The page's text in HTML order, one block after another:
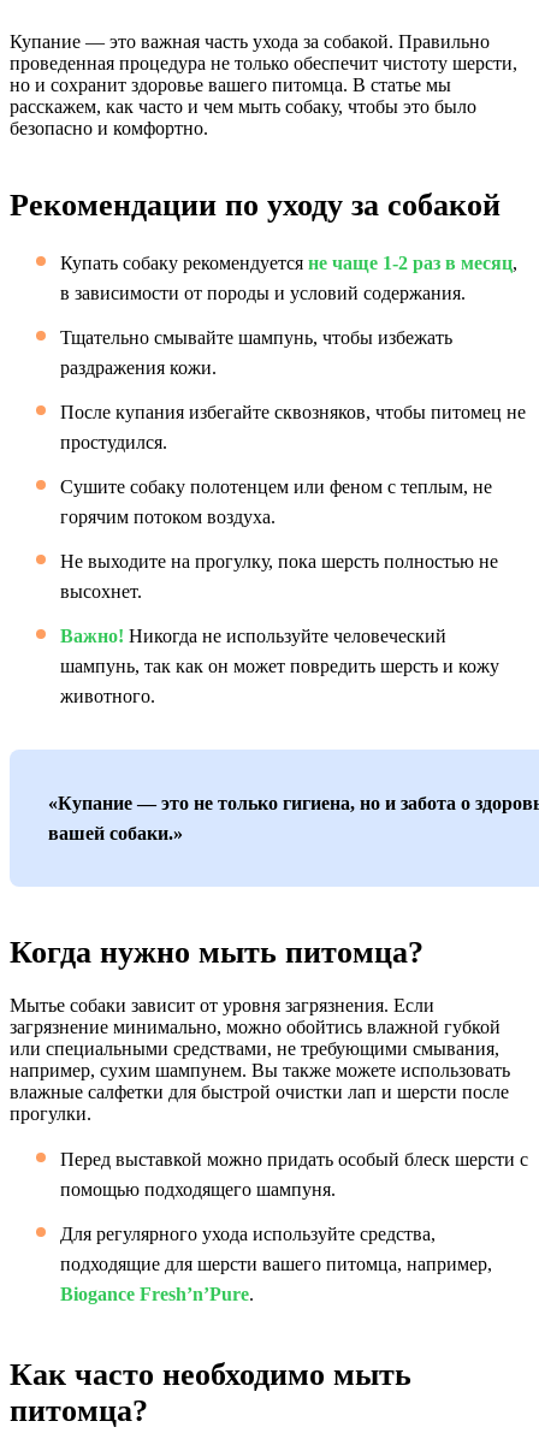
Купание — это важная часть ухода за собакой. Правильно
проведенная процедура не только обеспечит чистоту шерсти,
но и сохранит здоровье вашего питомца. В статье мы
расскажем, как часто и чем мыть собаку, чтобы это было
безопасно и комфортно.
Рекомендации по уходу за собакой
Купать собаку рекомендуется не чаще 1-2 раз в месяц,
в зависимости от породы и условий содержания.
Тщательно смывайте шампунь, чтобы избежать
раздражения кожи.
После купания избегайте сквозняков, чтобы питомец не
простудился.
Сушите собаку полотенцем или феном с теплым, не
горячим потоком воздуха.
Не выходите на прогулку, пока шерсть полностью не
высохнет.
Важно! Никогда не используйте человеческий
шампунь, так как он может повредить шерсть и кожу
животного.
«Купание — это не только гигиена, но и забота о
вашей собаки.»
Когда нужно мыть питомца?
Мытье собаки зависит от уровня загрязнения. Если
загрязнение минимально, можно обойтись влажной губкой
или специальными средствами, не требующими смывания,
например, сухим шампунем. Вы также можете использовать
влажные салфетки для быстрой очистки лап и шерсти после
прогулки.
Перед выставкой можно придать особый блеск шерсти с
помощью подходящего шампуня.
Для регулярного ухода используйте средства,
подходящие для шерсти вашего питомца, например,
Biogance Fresh’n’Pure.
Как часто необходимо мыть
питомца?